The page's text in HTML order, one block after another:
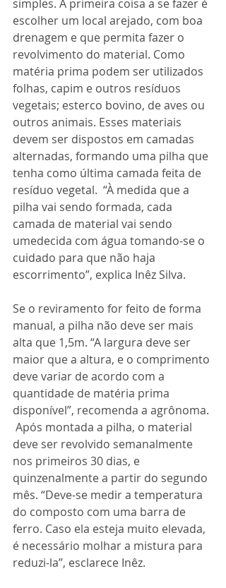
simples. A primeira coisa a se fazer é
escolher um local arejado, com boa
drenagem e que permita fazer o
revolvimento do material. Como
matéria prima podem ser utilizados
folhas, capim e outros resíduos
vegetais; esterco bovino, de aves ou
outros animais. Esses materiais
devem ser dispostos em camadas
alternadas, formando uma pilha que
tenha como última camada feita de
resíduo vegetal.  “À medida que a
pilha vai sendo formada, cada
camada de material vai sendo
umedecida com água tomando-se o
cuidado para que não haja
escorrimento”, explica Inêz Silva.
Se o reviramento for feito de forma
manual, a pilha não deve ser mais
alta que 1,5m. “A largura deve ser
maior que a altura, e o comprimento
deve variar de acordo com a
quantidade de matéria prima
disponível”, recomenda a agrônoma.
Após montada a pilha, o material
deve ser revolvido semanalmente
nos primeiros 30 dias, e
quinzenalmente a partir do segundo
mês. “Deve-se medir a temperatura
do composto com uma barra de
ferro. Caso ela esteja muito elevada,
é necessário molhar a mistura para
reduzi-la”, esclarece Inêz.